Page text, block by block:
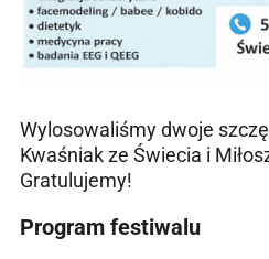
Wylosowaliśmy dwoje
Kwaśniak ze Świecia i
Gratulujemy!
Program festiwalu